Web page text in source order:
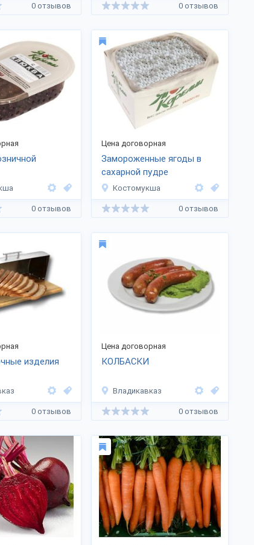
0 отзывов 0 отзывов
0 отзывов
Цена договорная
Замороженные ягоды в
сахарной пудре
Костомукша
0 отзывов
изделия
0 отзывов
Цена договорная
КОЛБАСКИ
Владикавказ
0 отзывов